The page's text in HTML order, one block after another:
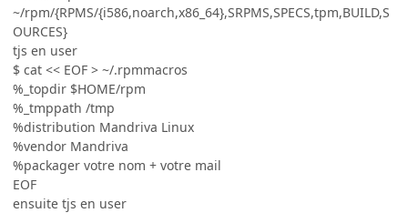
~/rpm/{RPMS/{i586,noarch,x86_64},SRPMS,SPECS,tpm,BUILD,S
OURCES}
tjs en user
$ cat << EOF > ~/.rpmmacros
%_topdir $HOME/rpm
%_tmppath /tmp
%distribution Mandriva Linux
%vendor Mandriva
%packager votre nom + votre mail
EOF
ensuite tjs en user